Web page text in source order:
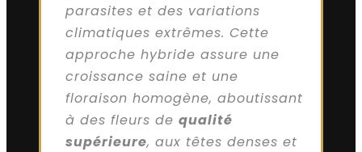
parasites et des variations
climatiques extrêmes. Cette
approche hybride assure une
croissance saine et une
floraison homogène, aboutissant
à des fleurs de qualité
supérieure, aux têtes denses et